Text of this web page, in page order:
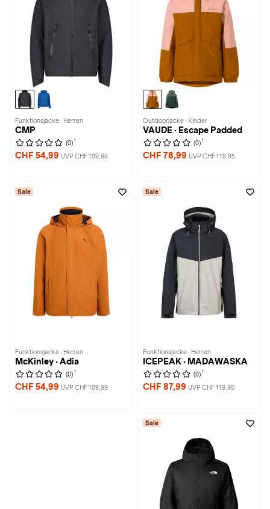
Funktionsjacke · Herren
CMP
(0) 1
CHF 54,99 UVP CHF 109,95
Outdoorjacke · Kinder
VAUDE · Escape Padded
(0) 1
CHF 78,99 UVP CHF 119,95
Sale
Funktionsjacke · Herren
McKinley · Adia
(0) 1
CHF 54,99 UVP CHF 109,99
Sale
Funktionsjacke · Herren
ICEPEAK · MADAWASKA
(0) 1
CHF 87,99 UVP CHF 119,95
Sale